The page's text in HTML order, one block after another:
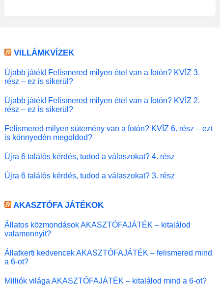
VILLÁMKVÍZEK
Újabb játék! Felismered milyen étel van a fotón? KVÍZ 3.
rész – ez is sikerül?
Újabb játék! Felismered milyen étel van a fotón? KVÍZ 2.
rész – ez is sikerül?
Felismered milyen sütemény van a fotón? KVÍZ 6. rész – ezt
is könnyedén megoldod?
Újra 6 találós kérdés, tudod a válaszokat? 4. rész
Újra 6 találós kérdés, tudod a válaszokat? 3. rész
AKASZTÓFA JÁTÉKOK
Állatos közmondások AKASZTÓFAJÁTÉK – kitalálod
valamennyit?
Állatkerti kedvencek AKASZTÓFAJÁTÉK – felismered mind
a 6-ot?
Milliók világa AKASZTÓFAJÁTÉK – kitalálod mind a 6-ot?